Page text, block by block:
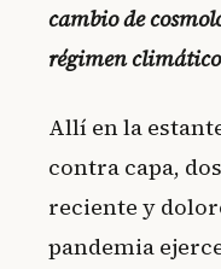
cambio de
régimen
Allí en la
contra capa,
reciente y
pandemia